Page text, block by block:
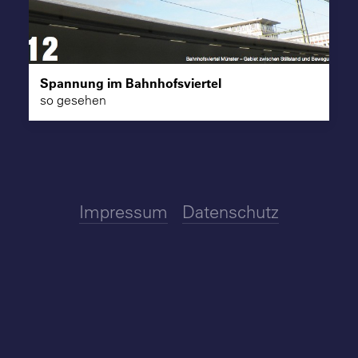
Spannung im Bahnhofsviertel
so gesehen
Impressum Datenschutz